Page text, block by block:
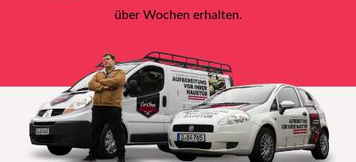
über Wochen erhalten.